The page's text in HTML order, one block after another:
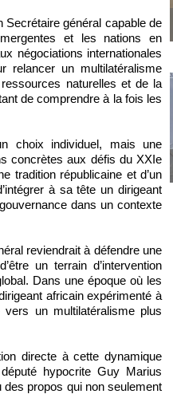
Secrétaire général capable de
et les nations en
négociations internationales
relancer un multilatéralisme
naturelles et de la
de comprendre à la fois les
choix individuel, mais une
concrètes aux défis du XXIe
tradition républicaine et d’un
à sa tête un dirigeant
dans un contexte
reviendrait à défendre une
un terrain d’intervention
Dans une époque où les
africain expérimenté à
un multilatéralisme plus
directe à cette dynamique
hypocrite Guy Marius
propos qui non seulement